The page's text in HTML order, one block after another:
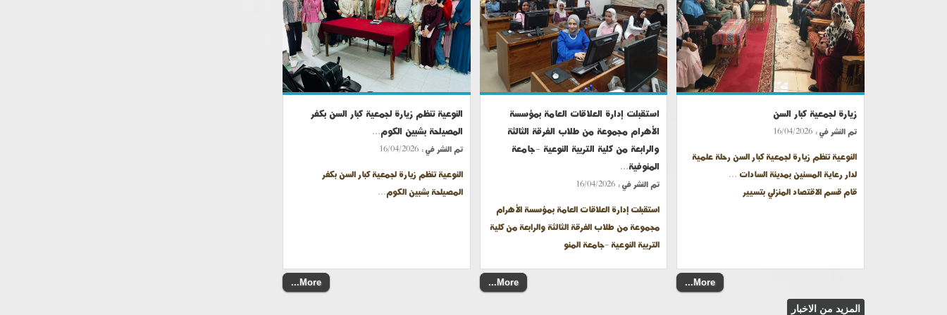
زيارة لجمعية كبار السن
تم النشر في : 16/04/2026
النوعية تنظم زيارة لجمعية كبار السن رحلة علمية
لدار رعاية المسنين بمدينة السادات ...
قام قسم الاقتصاد المنزلي بتسيير
More...
استقبلت إدارة العلاقات العامة بمؤسسة
الأهرام مجموعة من طلاب الفرقة الثالثة
والرابعة من كلية التربية النوعية -جامعة
المنوفية...
تم النشر في : 16/04/2026
استقبلت إدارة العلاقات العامة بمؤسسة الأهرام
مجموعة من طلاب الفرقة الثالثة والرابعة من كلية
التربية النوعية -جامعة المنو
More...
النوعية تنظم زيارة لجمعية كبار السن بكفر
المصيلحة بشبين الكوم...
تم النشر في : 16/04/2026
النوعية تنظم زيارة لجمعية كبار السن بكفر
المصيلحة بشبين الكوم...
More...